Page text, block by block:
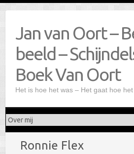
Jan van Oort –
beeld –
Boek Van Oort
Het is hoe het was – Het gaat hoe
Ronnie Flex